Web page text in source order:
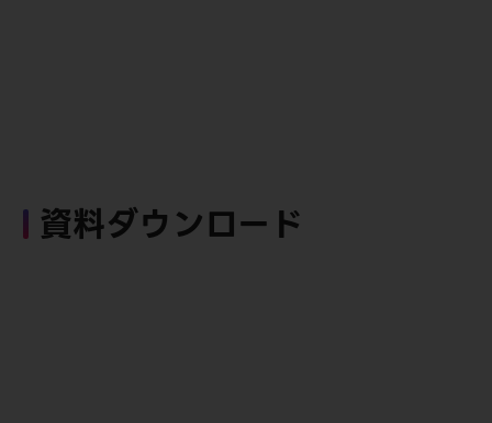
資料ダウンロード